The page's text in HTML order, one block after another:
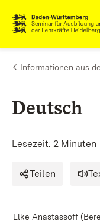
Zum Inhalt
Link zur Startseite
Informationen aus
Deutsch
Lesezeit: 2 Minuten
Teilen
Elke Anastassoff